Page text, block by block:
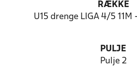
RÆKKE
U15 drenge LIGA 4/5
PULJE
Pulje 2